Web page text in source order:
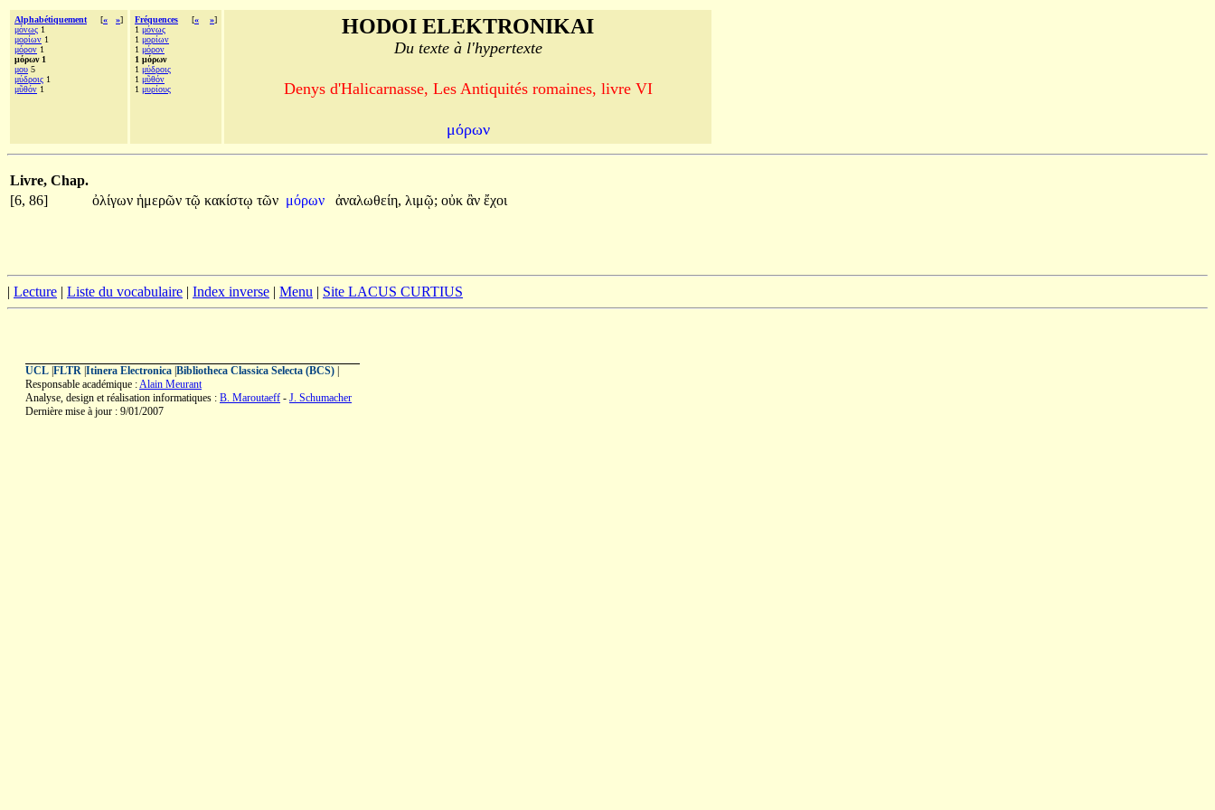
Alphabétiquement [« »]
μόνως 1
μορίων 1
μόρον 1
μόρων 1
μου 5
μύδροις 1
μῦθόν 1
Fréquences [« »]
1 μόνως
1 μορίων
1 μόρον
1 μόρων
1 μύδροις
1 μῦθόν
1 μυρίους
HODOI ELEKTRONIKAI
Du texte à l'hypertexte
Denys d'Halicarnasse, Les Antiquités romaines, livre VI
μόρων
Livre, Chap.
[6, 86]
ὀλίγων ἡμερῶν τῷ κακίστῳ τῶν μόρων ἀναλωθείη, λιμῷ; οὐκ ἂν ἔχοι
| Lecture | Liste du vocabulaire | Index inverse | Menu | Site LACUS CURTIUS
UCL FLTR Itinera Electronica Bibliotheca Classica Selecta (BCS)
Responsable académique :Alain Meurant
Analyse, design et réalisation informatiques : B. Maroutaeff - J. Schumacher
Dernière mise à jour : 9/01/2007